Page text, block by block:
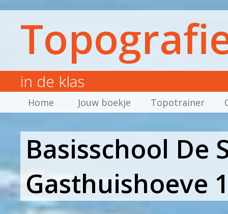
in de klas
Home Jouw boekje Topotrainer
Basisschool De
Gasthuishoeve